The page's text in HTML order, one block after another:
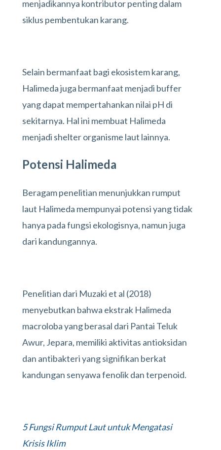
menjadikannya kontributor penting dalam
siklus pembentukan karang.
Selain bermanfaat bagi ekosistem karang,
Halimeda juga bermanfaat menjadi buffer
yang dapat mempertahankan nilai pH di
sekitarnya. Hal ini membuat Halimeda
menjadi shelter organisme laut lainnya.
Potensi Halimeda
Beragam penelitian menunjukkan rumput
laut Halimeda mempunyai potensi yang tidak
hanya pada fungsi ekologisnya, namun juga
dari kandungannya.
Penelitian dari Muzaki et al (2018)
menyebutkan bahwa ekstrak Halimeda
macroloba yang berasal dari Pantai Teluk
Awur, Jepara, memiliki aktivitas antioksidan
dan antibakteri yang signifikan berkat
kandungan senyawa fenolik dan terpenoid.
5 Fungsi Rumput Laut untuk Mengatasi
Krisis Iklim